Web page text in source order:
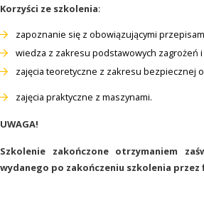
Korzyści ze szkolenia:
zapoznanie się z obowiązującymi
wiedza z zakresu podstawowych zagrożeń
zajęcia teoretyczne z zakresu bezpiecznej
zajęcia praktyczne z maszynami.
UWAGA!
Szkolenie zakończone otrzymaniem
wydanego po zakończeniu szkolenia przez